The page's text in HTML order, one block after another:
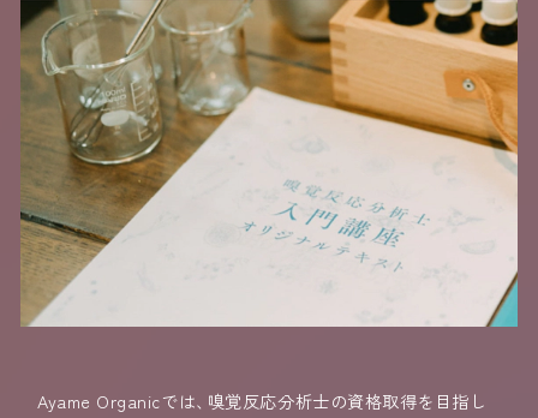
Ayame Organicでは、 嗅覚反応分析士の資格取得を目指し